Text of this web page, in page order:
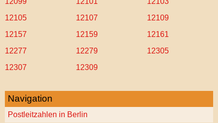
12105
12107
12109
12157
12159
12161
12277
12279
12305
12307
12309
Navigation
Postleitzahlen in Berlin